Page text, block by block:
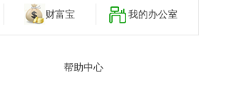
财富宝 我的办公室
帮助中心